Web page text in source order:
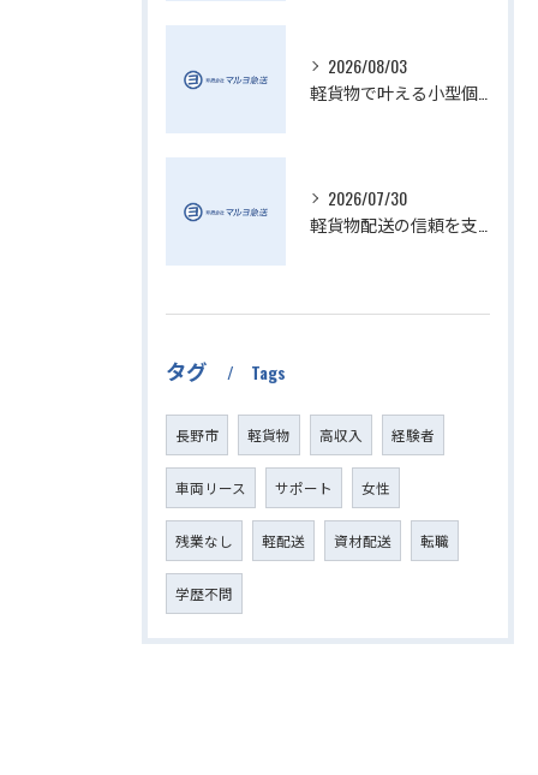
2026/08/03
2026/07/30
タグ Tags
長野市 軽貨物 高収入 経験者
車両リース サポート 女性
残業なし 軽配送 資材配送 転職
学歴不問